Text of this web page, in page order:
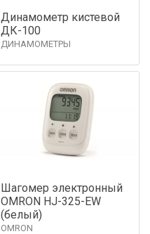
Динамометр кистевой
ДК-100
ДИНАМОМЕТРЫ
Шагомер электронный
OMRON HJ-325-EW
(белый)
OMRON